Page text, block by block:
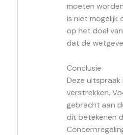
moeten
is niet mogelijk
op het doel
dat de
Conclusie
Deze
verstrekken.
gebracht aan
dit betekenen